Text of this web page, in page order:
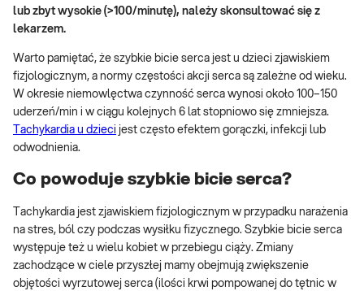
lub zbyt wysokie (>100/minutę), należy skonsultować się z
lekarzem.
Warto pamiętać, że szybkie bicie serca jest u dzieci zjawiskiem
fizjologicznym, a normy częstości akcji serca są zależne od wieku.
W okresie niemowlęctwa czynność serca wynosi około 100–150
uderzeń/min i w ciągu kolejnych 6 lat stopniowo się zmniejsza.
Tachykardia u dzieci jest często efektem gorączki, infekcji lub
odwodnienia.
Co powoduje szybkie bicie serca?
Tachykardia jest zjawiskiem fizjologicznym w przypadku narażenia
na stres, ból czy podczas wysiłku fizycznego. Szybkie bicie serca
występuje też u wielu kobiet w przebiegu ciąży. Zmiany
zachodzące w ciele przyszłej mamy obejmują zwiększenie
objętości wyrzutowej serca (ilości krwi pompowanej do tętnic w